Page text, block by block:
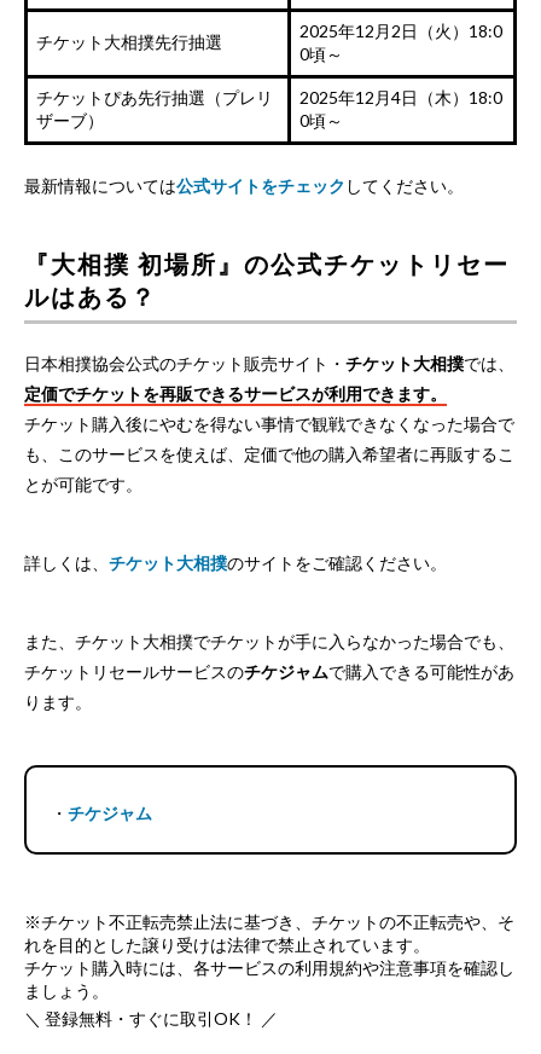
チケット大相撲先行抽選
2025年12月2日（火）18:0
0頃～
チケットぴあ先行抽選（プレリ
ザーブ）
2025年12月4日（木）18:0
0頃～
最新情報については公式サイトをチェック してください。
『大相撲 初場所』の公式チケットリセー
ルはある？
日本相撲協会公式のチケット販売サイト・ チケット大相撲では、
定価でチケットを再販できるサービスが利用できます。
チケット購入後にやむを得ない事情で観戦できなくなった場合で
も、このサービスを使えば、定価で他の購入希望者に再販するこ
とが可能です。
詳しくは、 チケット大相撲のサイトをご確認ください。
また、チケット大相撲でチケットが手に入らなかった場合でも、
チケットリセールサービスのチケジャムで購入できる可能性があ
ります。
・ チケジャム
※チケット不正転売禁止法に基づき、チケットの不正転売や、そ
れを目的とした譲り受けは法律で禁止されています。
チケット購入時には、各サービスの利用規約や注意事項を確認し
ましょう。
＼ 登録無料・すぐに取引OK！ ／